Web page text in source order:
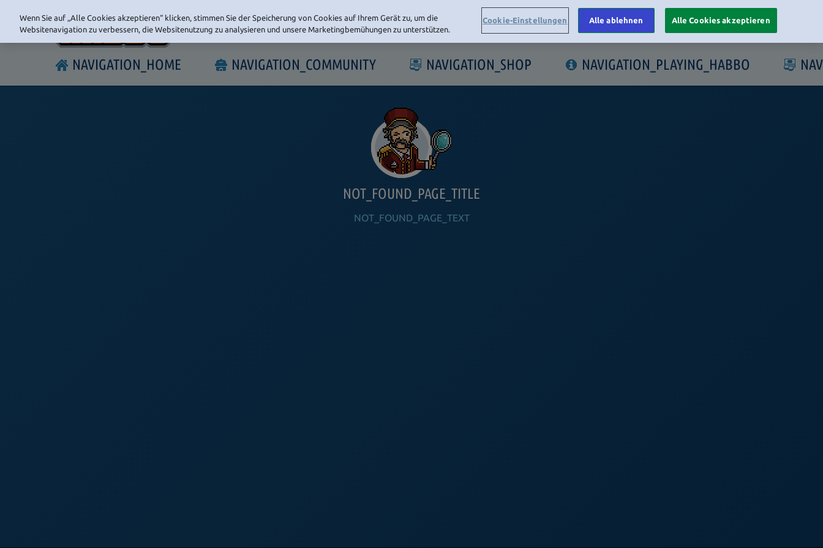
LOGIN
NAVIGATION_HOME NAVIGATION_COMMUNITY NAVIGATION_SHOP NAVIGATION_PLAYING_HABBO
NOT_FOUND_PAGE_TITLE
NOT_FOUND_PAGE_TEXT
Wenn Sie auf „Alle Cookies akzeptieren“ klicken, stimmen Sie der Speicherung von Cookies auf Ihrem Gerät zu, um die
Websitenavigation zu verbessern, die Websitenutzung zu analysieren und unsere Marketingbemühungen zu unterstützen.
Cookie-Einstellungen Alle ablehnen Alle Cookies akzeptieren